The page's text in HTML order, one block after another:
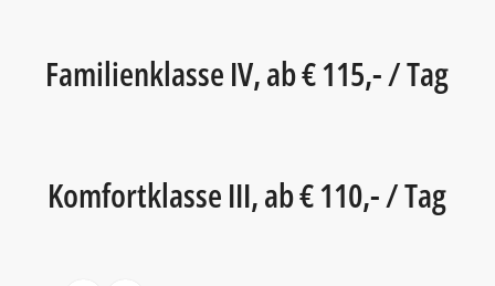
Familienklasse IV, ab € 115,- / Tag
Komfortklasse III, ab € 110,- / Tag